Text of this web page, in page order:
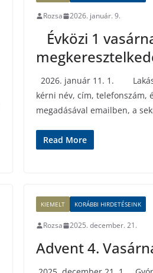
Rozsa 2026. január. 9.
Évközi 1
2026. január 11. 1.
kérni név, cím, telefonszám,
megadásával emailben, a
Read More
KIEMELT KORÁBBI HIRDETÉSEINK
Rozsa 2025. december. 21.
Advent 4.